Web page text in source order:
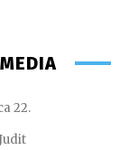
22.